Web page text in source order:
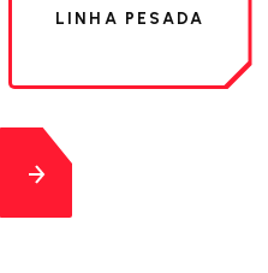
LINHA PESADA